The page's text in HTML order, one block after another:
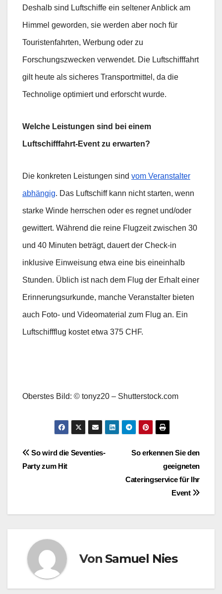
Deshalb sind Luftschiffe ein seltener Anblick am
Himmel geworden, sie werden aber noch für
Touristenfahrten, Werbung oder zu
Forschungszwecken verwendet. Die Luftschifffahrt
gilt heute als sicheres Transportmittel, da die
Technolige optimiert und erforscht wurde.
Welche Leistungen sind bei einem
Luftschifffahrt-Event zu erwarten?
Die konkreten Leistungen sind vom Veranstalter
abhängig. Das Luftschiff kann nicht starten, wenn
starke Winde herrschen oder es regnet und/oder
gewittert. Während die reine Flugzeit zwischen 30
und 40 Minuten beträgt, dauert der Check-in
inklusive Einweisung etwa eine bis eineinhalb
Stunden. Üblich ist nach dem Flug der Erhalt einer
Erinnerungsurkunde, manche Veranstalter bieten
auch Foto- und Videomaterial zum Flug an. Ein
Luftschiffflug kostet etwa 375 CHF.
Oberstes Bild: © tonyz20 – Shutterstock.com
BeitragsnavigationSo erkennen Sie den
geeigneten
Cateringservice für Ihr
Event
So wird die Seventies-
Party zum Hit
Von Samuel Nies